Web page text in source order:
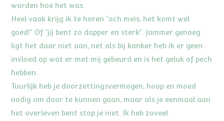
worden hoe het was.
Heel vaak krijg ik te horen “ach meis, het komt wel
goed!” Of “jij bent zo dapper en sterk”. Jammer genoeg
ligt het daar niet aan, net als bij kanker heb ik er geen
invloed op wat er met mij gebeurd en is het geluk of pech
hebben.
Tuurlijk heb je doorzettingsvermogen, hoop en moed
nodig om door te kunnen gaan, maar als je eenmaal aan
het overleven bent stop je niet. Ik heb zoveel